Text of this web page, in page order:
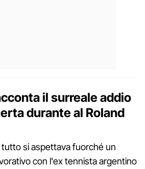
il surreale addio
durante al Roland
tutto si aspettava fuorché un
con l'ex tennista argentino